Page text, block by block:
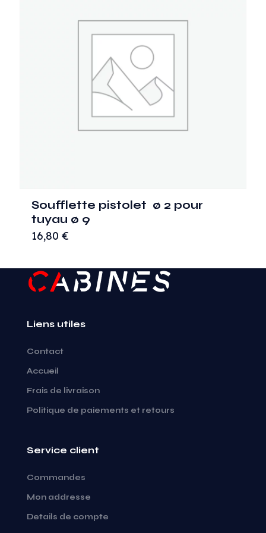
Soufflette pistolet ø 2 pour
tuyau ø 9
16,80 €
Liens utiles
Contact
Accueil
Frais de livraison
Politique de paiements et retours
Service client
Commandes
Mon addresse
Details de compte